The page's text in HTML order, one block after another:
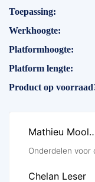
Toepassing
Werkhoogte
Platformhoogte
Platform lengte
Product op